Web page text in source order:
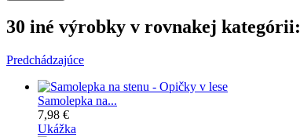
30 iné výrobky v rovnakej kategórii:
Predchádzajúce
Samolepka na...
7,98 €
Ukážka